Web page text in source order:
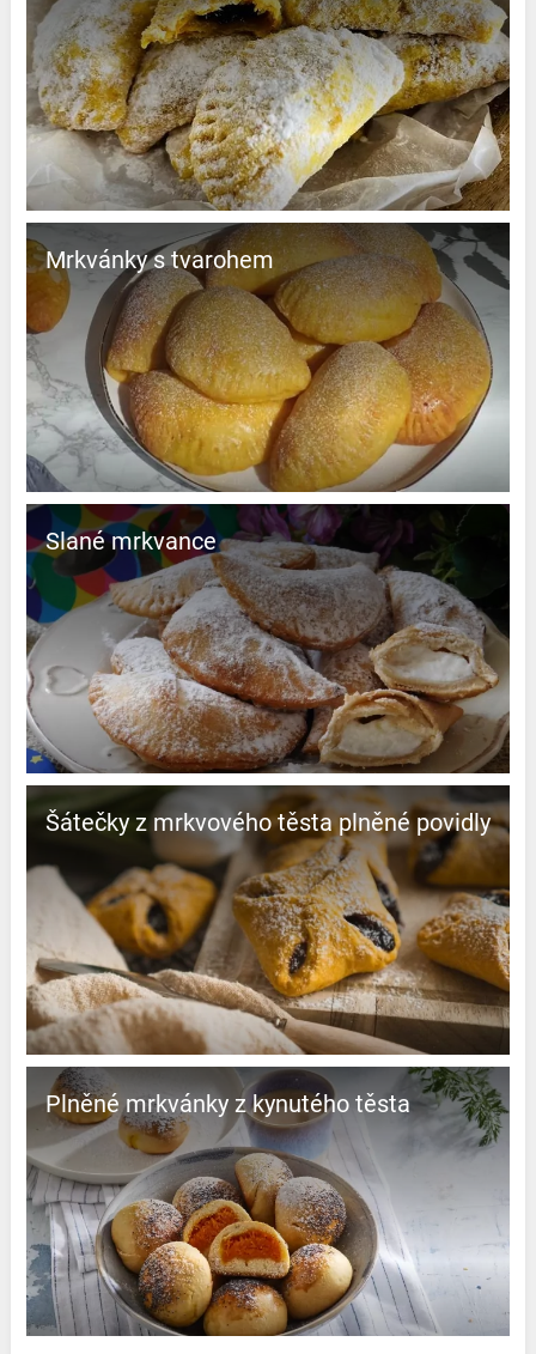
Mrkvánky s tvarohem
Slané mrkvance
Šátečky z mrkvového těsta plněné povidly
Plněné mrkvánky z kynutého těsta